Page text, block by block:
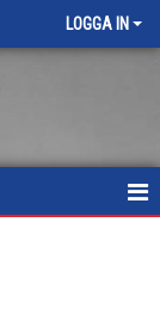
LOGGA IN